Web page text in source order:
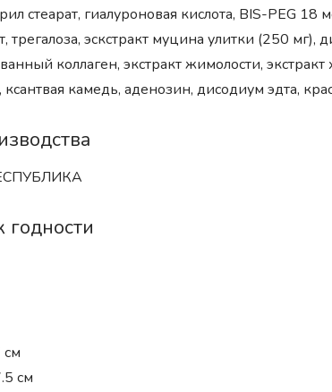
стеарат, гиалуроновая кислота, BIS-PEG
трегалоза, эскстракт муцина улитки (250 мг),
коллаген, экстракт жимолости, экстракт
камедь, аденозин, дисодиум эдта,
см